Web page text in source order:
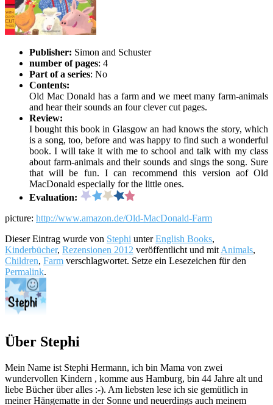
Publisher: Simon and Schuster
number of pages: 4
Part of a series: No
Contents:
Old Mac Donald has a farm and we meet many farm-animals
and hear their sounds an four clever cut pages.
Review:
I bought this book in Glasgow an had knows the story, which
is a song, too, before and was happy to find such a wonderful
book. I will take it with me to school and talk with my class
about farm-animals and their sounds and sings the song. Sure
that will be fun. I can recommend this version aof Old
MacDonald especially for the little ones.
Evaluation:
picture: http://www.amazon.de/Old-MacDonald-Farm
Dieser Eintrag wurde von Stephi unterEnglish Books,
Kinderbücher, Rezensionen 2012 veröffentlicht und mit Animals,
Children, Farm verschlagwortet. Setze ein Lesezeichen für den
Permalink.
Über Stephi
Mein Name ist Stephi Hermann, ich bin Mama von zwei
wundervollen Kindern , komme aus Hamburg, bin 44 Jahre alt und
liebe Bücher über alles :-). Am liebsten lese ich sie gemütlich in
meiner Hängematte in der Sonne und neuerdings auch meinem